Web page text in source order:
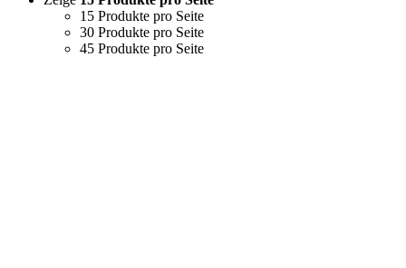
15 Produkte pro Seite
30 Produkte pro Seite
45 Produkte pro Seite